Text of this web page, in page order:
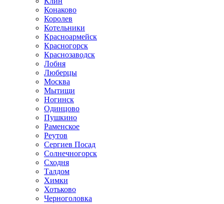
Конаково
Королев
Котельники
Красноармейск
Красногорск
Краснозаводск
Лобня
Люберцы
Москва
Мытищи
Ногинск
Одинцово
Пушкино
Раменское
Реутов
Сергиев Посад
Солнечногорск
Сходня
Талдом
Химки
Хотьково
Черноголовка